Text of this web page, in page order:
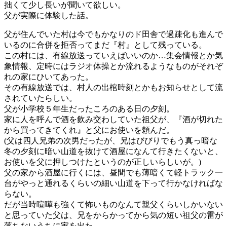
拙くて少し長いが聞いて欲しい。
父が実際に体験した話。
父が住んでいた村は今でもかなりのド田舎で過疎化も進んで
いるのに合併を拒否ってまだ『村』として残っている。
この村には、有線放送っていえばいいのか…集会情報とか気
象情報、定時にはラジオ体操とか流れるようなものがそれぞ
れの家にひいてあった。
その有線放送では、村人の出棺時刻とかもお知らせとして流
されていたらしい。
父が小学校５年生だったころのある日の夕刻。
家に人を呼んで酒を飲み交わしていた祖父が、『酒が切れた
から買ってきてくれ』と父にお使いを頼んだ。
(父は四人兄弟の次男だったが、兄はびびりでもう真っ暗な
冬の夕刻に暗い山道を抜けて酒屋になんて行きたくないと、
お使いを父に押しつけたというのが正しいらしいが。)
父の家から酒屋に行くには、昼間でも薄暗くて軽トラック一
台がやっと通れるくらいの細い山道を下って行かなければな
らない。
だが当時喧嘩も強くて怖いものなんて親父くらいしかいない
と思っていた父は、兄をからかってから気の短い祖父の雷が